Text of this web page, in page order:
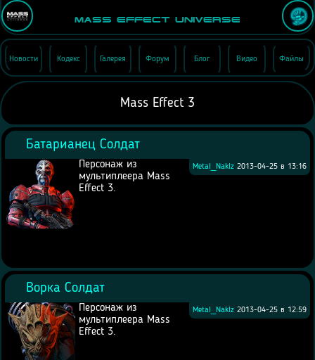
Mass Effect Universe
Новости Кодекс Галерея Форум Блог Видео Файлы
Mass Effect 3
Батарианец Солдат
Metal_Naklz 2013-04-25 в 13:16
Персонаж из
мультиплеера Mass
Effect 3.
Ворка Солдат
Metal_Naklz 2013-04-25 в 12:59
Персонаж из
мультиплеера Mass
Effect 3.